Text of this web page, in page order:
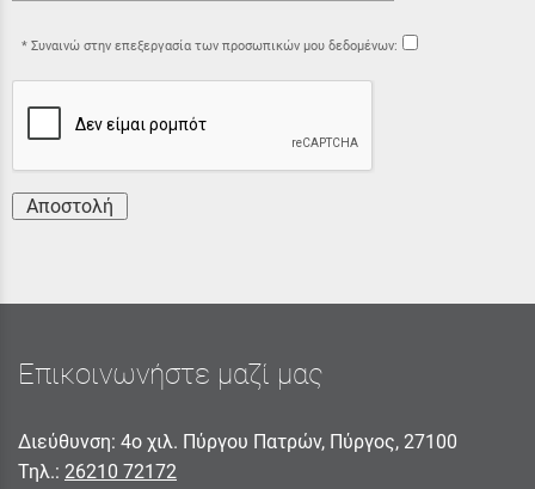
Συναινώ στην επεξεργασία των προσωπικών μου δεδομένων:
Αποστολή
Επικοινωνήστε μαζί μας
Διεύθυνση: 4ο χιλ. Πύργου Πατρών, Πύργος, 27100
Τηλ.: 26210 72172